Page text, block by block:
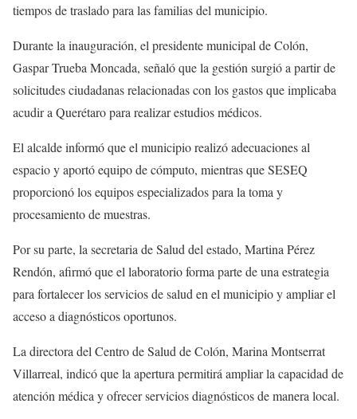
tiempos de traslado para las familias del municipio.
Durante la inauguración, el presidente municipal de Colón,
Gaspar Trueba Moncada, señaló que la gestión surgió a partir de
solicitudes ciudadanas relacionadas con los gastos que implicaba
acudir a Querétaro para realizar estudios médicos.
El alcalde informó que el municipio realizó adecuaciones al
espacio y aportó equipo de cómputo, mientras que SESEQ
proporcionó los equipos especializados para la toma y
procesamiento de muestras.
Por su parte, la secretaria de Salud del estado, Martina Pérez
Rendón, afirmó que el laboratorio forma parte de una estrategia
para fortalecer los servicios de salud en el municipio y ampliar el
acceso a diagnósticos oportunos.
La directora del Centro de Salud de Colón, Marina Montserrat
Villarreal, indicó que la apertura permitirá ampliar la capacidad de
atención médica y ofrecer servicios diagnósticos de manera local.